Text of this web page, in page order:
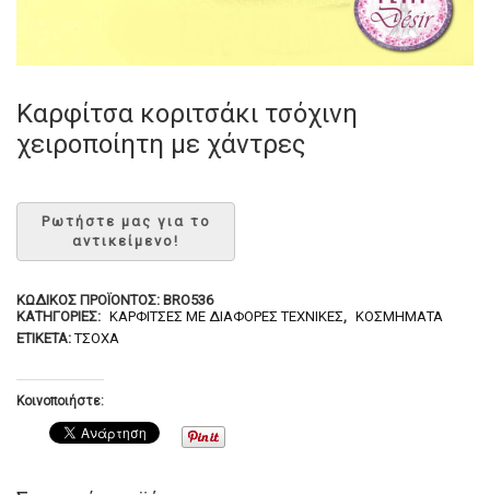
Καρφίτσα κοριτσάκι τσόχινη
χειροποίητη με χάντρες
ΚΩΔΙΚΌΣ ΠΡΟΪΌΝΤΟΣ: BRO536
ΚΑΤΗΓΟΡΊΕΣ: ΚΑΡΦΊΤΣΕΣ ΜΕ ΔΙΆΦΟΡΕΣ ΤΕΧΝΙΚΈΣ, ΚΟΣΜΉΜΑΤΑ
ΕΤΙΚΈΤΑ:ΤΣΌΧΑ
Κοινοποιήστε: